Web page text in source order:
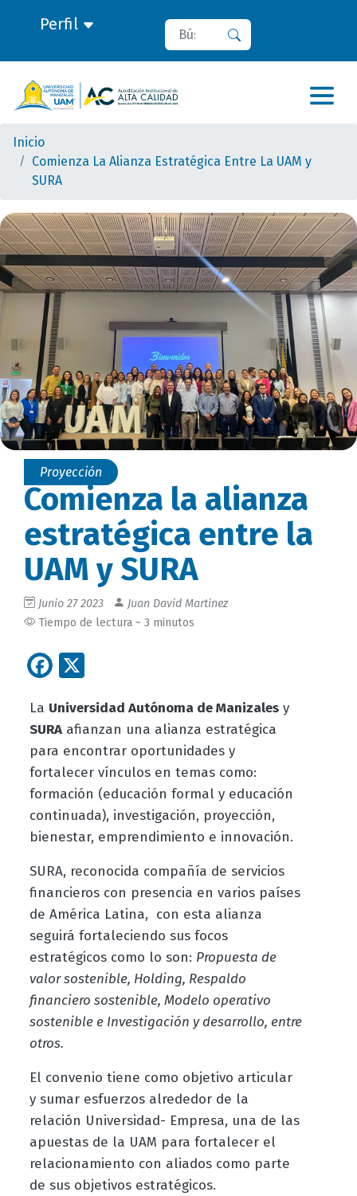
Perfil Buscar
Inicio
Comienza La Alianza Estratégica Entre La UAM y
SURA
Proyección
Comienza la alianza
estratégica entre la
UAM y SURA
Junio 27 2023
Juan David Martinez
Tiempo de lectura ~ 3 minutos
Facebook
La Universidad Autónoma de Manizalesy
SURAafianzan una alianza estratégica
para encontrar oportunidades y
fortalecer vínculos en temas como:
formación (educación formal y educación
continuada), investigación, proyección,
bienestar, emprendimiento e innovación.
SURA, reconocida compañía de servicios
financieros con presencia en varios países
de América Latina, con esta alianza
seguirá fortaleciendo sus focos
estratégicos como lo son: Propuesta de
valor sostenible, Holding, Respaldo
financiero sostenible, Modelo operativo
sostenible e Investigación y desarrollo, entre
otros.
El convenio tiene como objetivo articular
y sumar esfuerzos alrededor de la
relación Universidad- Empresa, una de las
apuestas de la UAM para fortalecer el
relacionamiento con aliados como parte
de sus objetivos estratégicos.